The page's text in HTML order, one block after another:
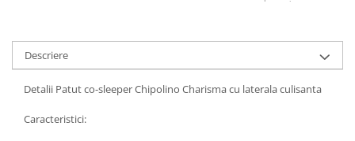
Progarden
Prosperplast
Descriere
Detalii Patut co-sleeper Chipolino Charisma cu laterala culisanta
Caracteristici: